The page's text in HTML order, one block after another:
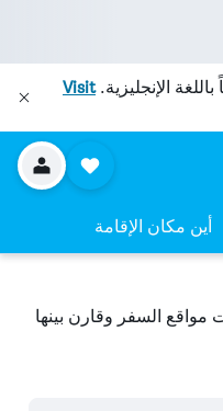
الإنجليزية.Visit
أين مكان الإقامة
السفر وقارن بينها